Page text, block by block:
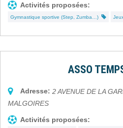
Activités proposées:
Gymnastique sportive (Step, Zumba…)
ASSO
Adresse: 2 AVENUE DE LA
MALGOIRES
Activités proposées: